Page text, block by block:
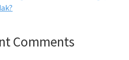
Comments